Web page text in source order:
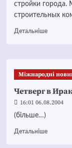
стройки города.
строительных
Детальніше
Міжнародні
Четверг в
16:01 06.08.2004
(більше…)
Детальніше